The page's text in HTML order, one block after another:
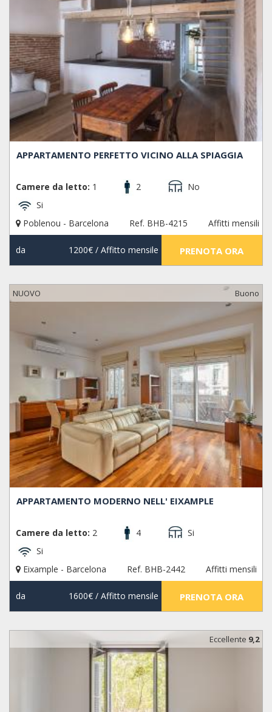
APPARTAMENTO PERFETTO VICINO ALLA SPIAGGIA
Camere da letto: 1 2
No
Si
Poblenou - Barcelona
Ref. BHB-4215 Affitti mensili
da 1200€/ Affitto mensile PRENOTA ORA
NUOVO Buono
APPARTAMENTO MODERNO NELL' EIXAMPLE
Camere da letto: 2 4
Si
Si
Eixample - Barcelona
Ref. BHB-2442 Affitti mensili
da 1600€/ Affitto mensile PRENOTA ORA
Eccellente 9,2